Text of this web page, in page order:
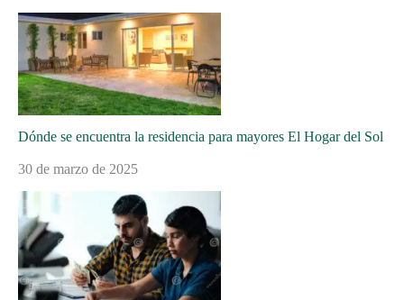
Dónde se encuentra la residencia para mayores El Hogar del Sol
30 de marzo de 2025